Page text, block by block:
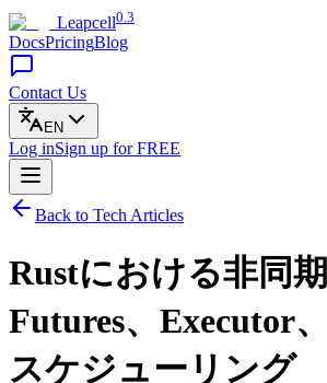
Leapcell0.3
DocsPricingBlog
Contact Us
EN
Log inSign up for FREE
Back to Tech Articles
Rustにおける非同期
Futures、Executor
スケジューリング